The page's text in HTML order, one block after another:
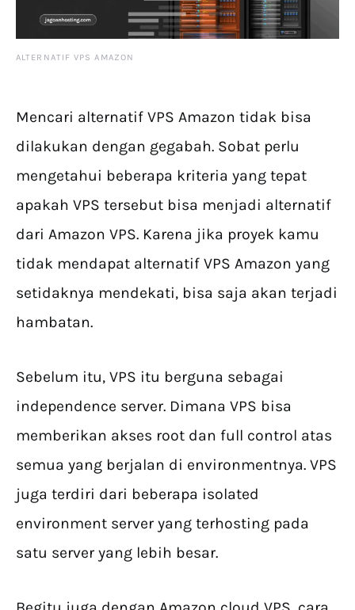
ALTERNATIF VPS AMAZON
Mencari alternatif VPS Amazon tidak bisa
dilakukan dengan gegabah. Sobat perlu
mengetahui beberapa kriteria yang tepat
apakah VPS tersebut bisa menjadi alternatif
dari Amazon VPS. Karena jika proyek kamu
tidak mendapat alternatif VPS Amazon yang
setidaknya mendekati, bisa saja akan terjadi
hambatan.
Sebelum itu, VPS itu berguna sebagai
independence server. Dimana VPS bisa
memberikan akses root dan full control atas
semua yang berjalan di environmentnya. VPS
juga terdiri dari beberapa isolated
environment server yang terhosting pada
satu server yang lebih besar.